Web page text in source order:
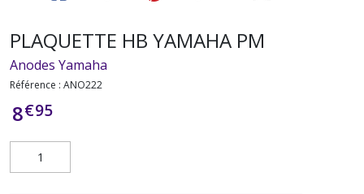
PLAQUETTE HB YAMAHA PM
Anodes Yamaha
Référence : ANO222
8€95